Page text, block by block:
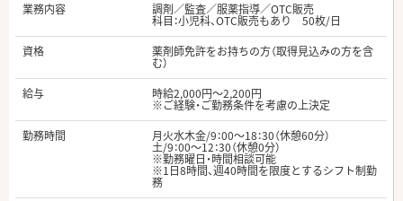
業務内容
調剤／監査／服薬指導／OTC販売
科目：小児科、OTC販売もあり 50枚/日
資格
薬剤師免許をお持ちの方（取得見込みの方を含
む）
給与
時給2,000円～2,200円
※ご経験・ご勤務条件を考慮の上決定
勤務時間
月火水木金/9：00～18：30（休憩60分）
土/9：00～12：30（休憩0分）
※勤務曜日・時間相談可能
※1日8時間、週40時間を限度とするシフト制勤
務